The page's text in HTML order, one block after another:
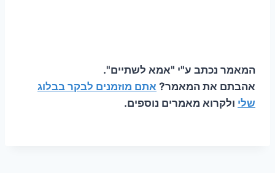
המאמר נכתב ע"י "אמא לשתיים".
אהבתם את המאמר? אתם מוזמנים לבקר בבלוג
שלי ולקרוא מאמרים נוספים.